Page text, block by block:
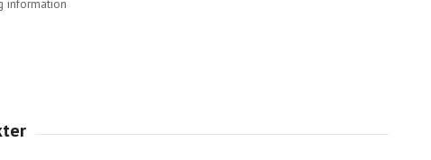
information